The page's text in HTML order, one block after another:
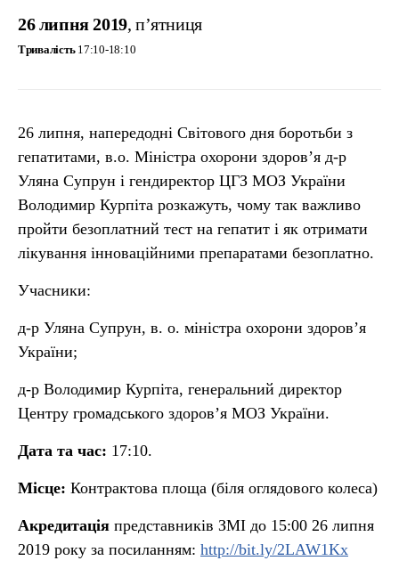
26 липня 2019, п’ятниця
Тривалість17:10-18:10
26 липня, напередодні Світового дня боротьби з
гепатитами, в.о. Міністра охорони здоров’я д-р
Уляна Супрун і гендиректор ЦГЗ МОЗ України
Володимир Курпіта розкажуть, чому так важливо
пройти безоплатний тест на гепатит і як отримати
лікування інноваційними препаратами безоплатно.
Учасники:
д-р Уляна Супрун, в. о. міністра охорони здоров’я
України;
д-р Володимир Курпіта, генеральний директор
Центру громадського здоров’я МОЗ України.
Дата та час: 17:10.
Місце: Контрактова площа (біля оглядового колеса)
Акредитація представників ЗМІ до 15:00 26 липня
2019 року за посиланням: http://bit.ly/2LAW1Kx